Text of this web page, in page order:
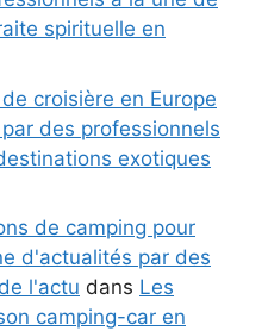
spirituelle en
croisière en Europe
des professionnels
exotiques
de camping pour
d'actualités par des
l'actu dans Les
camping-car en